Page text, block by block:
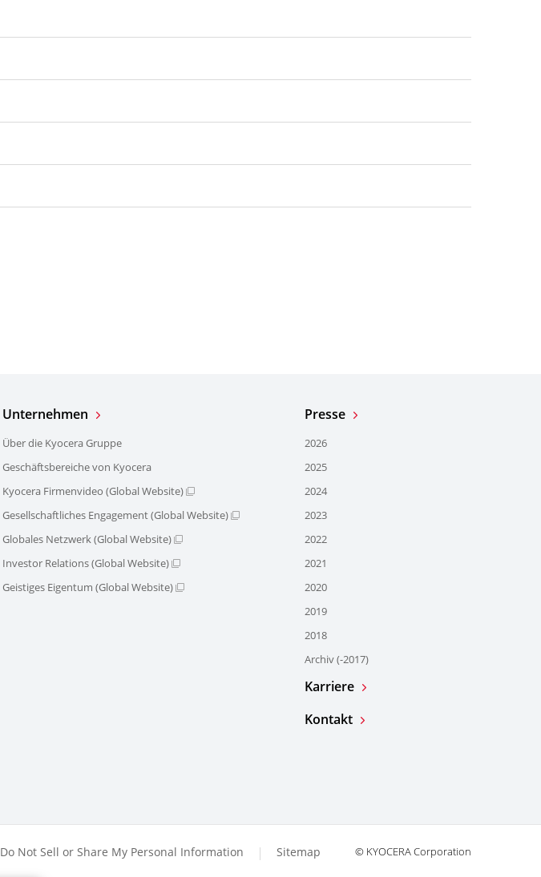
Unternehmen
Über die Kyocera Gruppe
Geschäftsbereiche von Kyocera
Kyocera Firmenvideo (Global Website)
Gesellschaftliches Engagement (Global Website)
Globales Netzwerk (Global Website)
Investor Relations (Global Website)
Geistiges Eigentum (Global Website)
Presse
2026
2025
2024
2023
2022
2021
2020
2019
2018
Archiv (-2017)
Karriere
Kontakt
Do Not Sell or Share My Personal Information Sitemap © KYOCERA Corporation